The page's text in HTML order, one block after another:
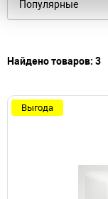
Найдено товаров: 3
Выгода